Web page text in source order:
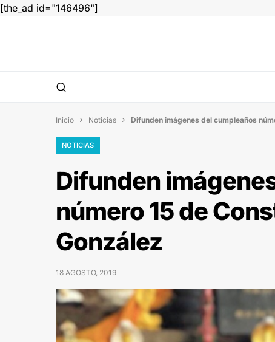
[the_ad id="146496"]
Inicio  Noticias  Difunden imágenes del cumpleaños
NOTICIAS
Difunden
número 15 de
González
18 AGOSTO, 2019